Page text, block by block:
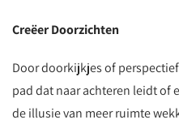
Creëer Doorzichten
Door doorkijkjes of
pad dat naar achteren leidt of
de illusie van meer ruimte